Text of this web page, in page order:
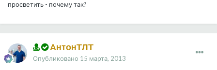
просветить - почему так?
АнтонТЛТ
Опубликовано 15 марта, 2013